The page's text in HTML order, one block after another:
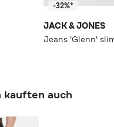
-32%*
JACK & JONES
Jeans 'Glenn'
kauften auch